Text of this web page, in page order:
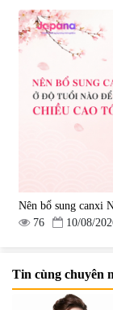
Nên bổ sung canxi
76
10/08/
Tin cùng chuyên